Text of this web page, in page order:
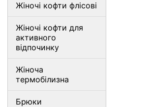
Жіночі кофти флісові
Жіночі кофти для
активного
відпочинку
Жіноча
термобілизна
Брюки